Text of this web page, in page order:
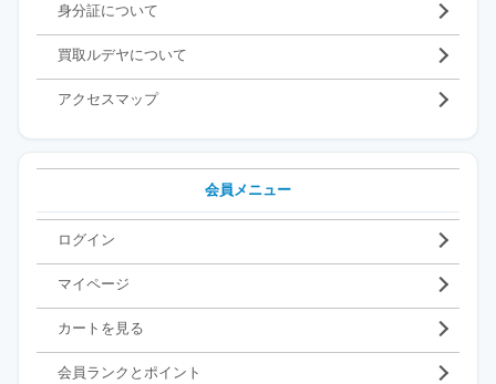
身分証について
買取ルデヤについて
アクセスマップ
会員メニュー
ログイン
マイページ
カートを見る
会員ランクとポイント